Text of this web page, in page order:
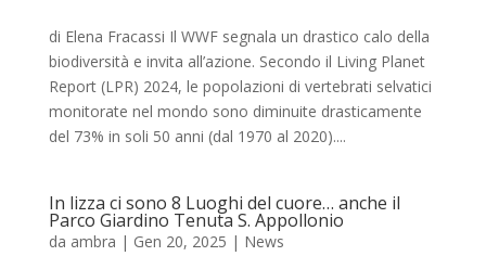
di Elena Fracassi Il WWF segnala un drastico calo della
biodiversità e invita all’azione. Secondo il Living Planet
Report (LPR) 2024, le popolazioni di vertebrati selvatici
monitorate nel mondo sono diminuite drasticamente
del 73% in soli 50 anni (dal 1970 al 2020)....
In lizza ci sono 8 Luoghi del cuore… anche il
Parco Giardino Tenuta S. Appollonio
da ambra | Gen 20, 2025 | News